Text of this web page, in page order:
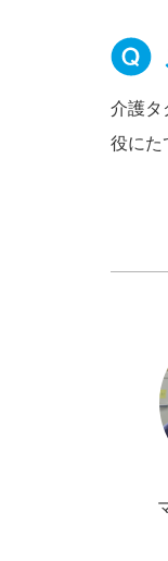
介護タ
役にた